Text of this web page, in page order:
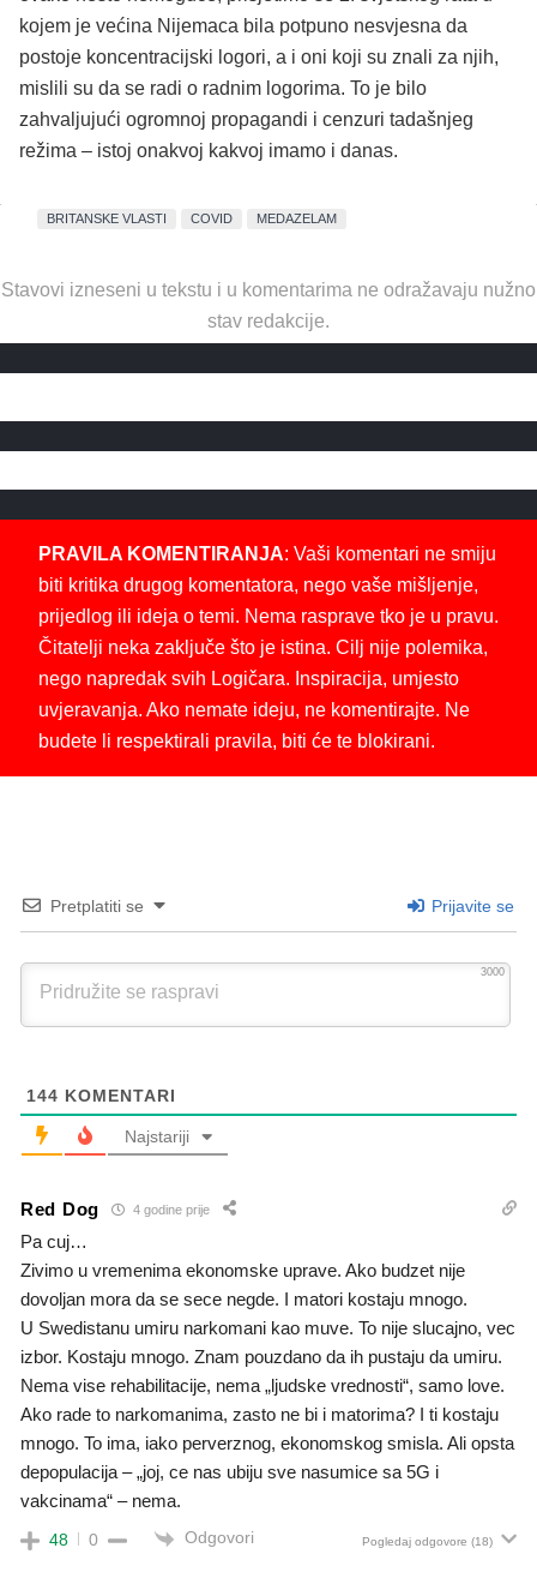
kojem je većina Nijemaca bila potpuno nesvjesna da
postoje koncentracijski logori, a i oni koji su znali za njih,
mislili su da se radi o radnim logorima. To je bilo
zahvaljujući ogromnoj propagandi i cenzuri tadašnjeg
režima – istoj onakvoj kakvoj imamo i danas.
BRITANSKE VLASTI COVID MEDAZELAM
Stavovi izneseni u tekstu i u komentarima ne odražavaju nužno
stav redakcije.
PRAVILA KOMENTIRANJA: Vaši komentari ne smiju
biti kritika drugog komentatora, nego vaše mišljenje,
prijedlog ili ideja o temi. Nema rasprave tko je u pravu.
Čitatelji neka zaključe što je istina. Cilj nije polemika,
nego napredak svih Logičara. Inspiracija, umjesto
uvjeravanja. Ako nemate ideju, ne komentirajte. Ne
budete li respektirali pravila, biti će te blokirani.
Pretplatiti se Prijavite se
3000
144 KOMENTARI
Najstariji
Red Dog 4 godine prije
Pa cuj…
Zivimo u vremenima ekonomske uprave. Ako budzet nije
dovoljan mora da se sece negde. I matori kostaju mnogo.
U Swedistanu umiru narkomani kao muve. To nije slucajno, vec
izbor. Kostaju mnogo. Znam pouzdano da ih pustaju da umiru.
Nema vise rehabilitacije, nema „ljudske vrednosti“, samo love.
Ako rade to narkomanima, zasto ne bi i matorima? I ti kostaju
mnogo. To ima, iako perverznog, ekonomskog smisla. Ali opsta
depopulacija – „joj, ce nas ubiju sve nasumice sa 5G i
vakcinama“ – nema.
48 0 Odgovori Pogledaj odgovore (18)